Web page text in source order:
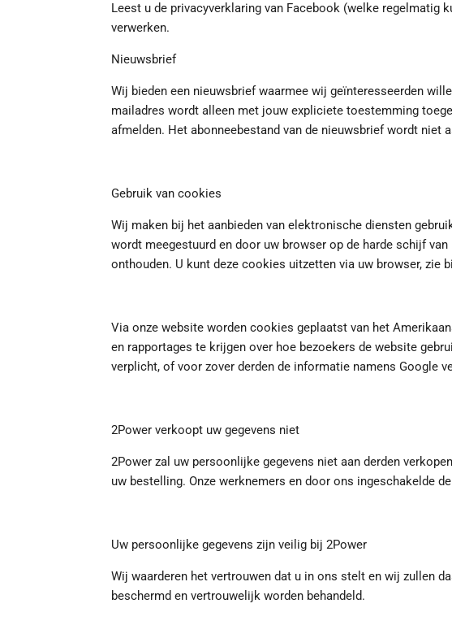
Leest u de privacyverklaring van Facebook (welke regelmatig
verwerken.
Nieuwsbrief
Wij bieden een nieuwsbrief waarmee wij geïnteresseerden
mailadres wordt alleen met jouw expliciete toestemming
afmelden. Het abonneebestand van de nieuwsbrief wordt niet
Gebruik van cookies
Wij maken bij het aanbieden van elektronische diensten
wordt meegestuurd en door uw browser op de harde schijf
onthouden. U kunt deze cookies uitzetten via uw browser,
Via onze website worden cookies geplaatst van het
en rapportages te krijgen over hoe bezoekers de website
verplicht, of voor zover derden de informatie namens Google
2Power verkoopt uw gegevens niet
2Power zal uw persoonlijke gegevens niet aan derden
uw bestelling. Onze werknemers en door ons ingeschakelde
Uw persoonlijke gegevens zijn veilig bij 2Power
Wij waarderen het vertrouwen dat u in ons stelt en wij zullen
beschermd en vertrouwelijk worden behandeld.